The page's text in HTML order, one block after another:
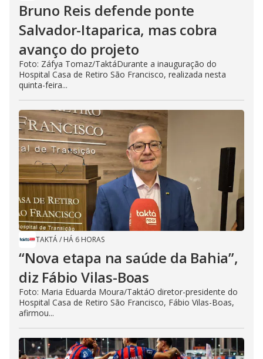
Bruno Reis defende ponte
Salvador-Itaparica, mas cobra
avanço do projeto
Foto: Záfya Tomaz/TaktáDurante a inauguração do
Hospital Casa de Retiro São Francisco, realizada nesta
quinta-feira...
TAKTÁ/ HÁ 6 HORAS
“Nova etapa na saúde da Bahia”,
diz Fábio Vilas-Boas
Foto: Maria Eduarda Moura/TaktáO diretor-presidente do
Hospital Casa de Retiro São Francisco, Fábio Vilas-Boas,
afirmou...